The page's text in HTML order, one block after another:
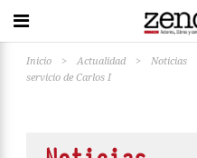
Inicio > Actualidad > Noticias
servicio de Carlos I